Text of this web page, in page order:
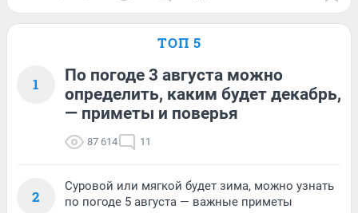
ТОП 5
1
По погоде 3 августа можно
определить, каким будет декабрь,
— приметы и поверья
87 614 11
2
Суровой или мягкой будет зима, можно узнать
по погоде 5 августа — важные приметы